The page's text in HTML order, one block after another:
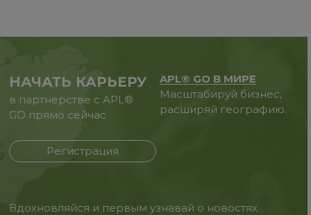
НАЧАТЬ КАРЬЕРУ
в партнерстве с APL®
GO прямо сейчас
Регистрация
APL® GO В МИРЕ
Масштабируй бизнес,
расширяй географию.
Вдохновляйся и первым узнавай о новостях